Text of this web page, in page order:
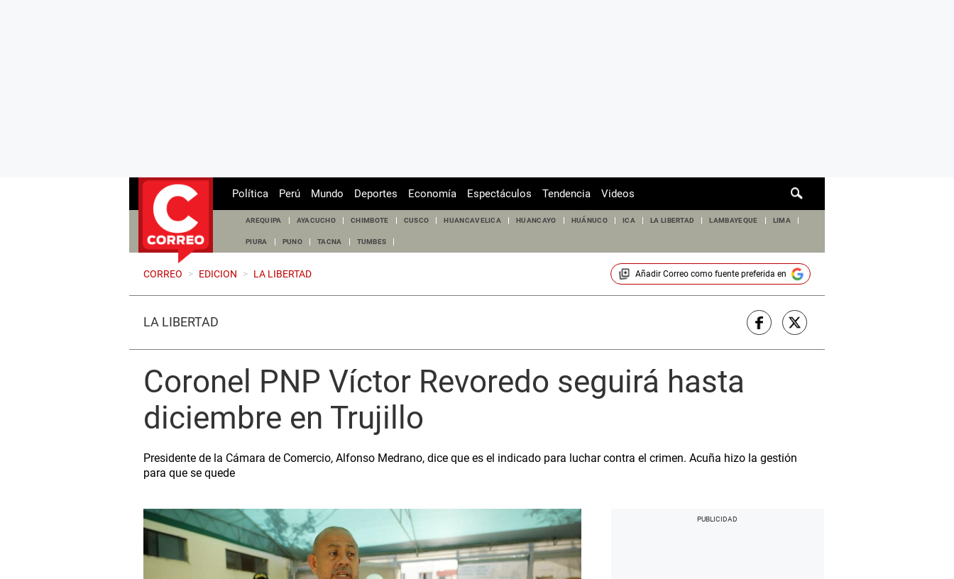
de
Política Perú Mundo Deportes Economía Espectáculos Tendencia Videos
AREQUIPA AYACUCHO CHIMBOTE CUSCO HUANCAVELICA HUANCAYO HUÁNUCO ICA LA LIBERTAD LAMBAYEQUE LIMA
PIURA PUNO TACNA TUMBES
CORREO > EDICION > LA LIBERTAD Añadir Correocomo fuente preferida en
LA LIBERTAD
Coronel PNP Víctor Revoredo seguirá hasta
diciembre en Trujillo
Presidente de la Cámara de Comercio, Alfonso Medrano, dice que es el indicado para luchar contra el crimen. Acuña hizo la gestión
para que se quede